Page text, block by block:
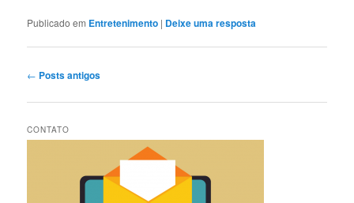
Publicado em Entretenimento | Deixe uma resposta
Navegação
posts
← Posts antigos
CONTATO